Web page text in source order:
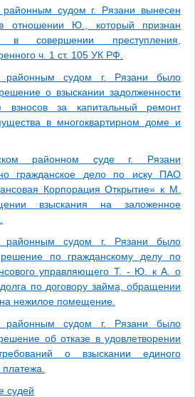
районным судом г. Рязани вынесен
отношении Ю., который признан
в совершении преступления,
ч. 1 ст. 105 УК РФ.
районным судом г. Рязани было
о взыскании задолженности
взносов за капитальный ремонт
в многоквартирном доме и
районном суде г. Рязани
гражданское дело по иску ПАО
Корпорация Открытие» к М.
взыскания на заложенное
районным судом г. Рязани было
по гражданскому делу по
управляющего Т. - Ю. к А. о
по договору займа, обращении
нежилое помещение.
районным судом г. Рязани было
об отказе в удовлетворении
о взыскании единого
платежа.
судей